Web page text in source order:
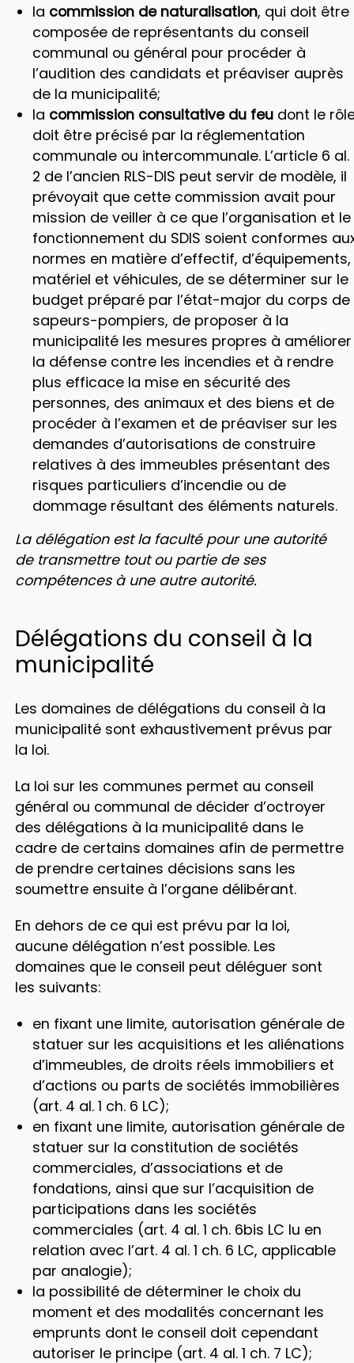
la commission de naturalisation, qui doit être
composée de représentants du conseil
communal ou général pour procéder à
l’audition des candidats et préaviser auprès
de la municipalité;
la commission consultative du feu dont le
doit être précisé par la réglementation
communale ou intercommunale. L’article 6 al.
2 de l’ancien RLS-DIS peut servir de modèle, il
prévoyait que cette commission avait pour
mission de veiller à ce que l’organisation et le
fonctionnement du SDIS soient conformes
normes en matière d’effectif, d’équipements,
matériel et véhicules, de se déterminer sur le
budget préparé par l’état-major du corps de
sapeurs-pompiers, de proposer à la
municipalité les mesures propres à améliorer
la défense contre les incendies et à rendre
plus efficace la mise en sécurité des
personnes, des animaux et des biens et de
procéder à l’examen et de préaviser sur les
demandes d’autorisations de construire
relatives à des immeubles présentant des
risques particuliers d’incendie ou de
dommage résultant des éléments naturels.
La délégation est la faculté pour une autorité
de transmettre tout ou partie de ses
compétences à une autre autorité.
Délégations du conseil à la
municipalité
Les domaines de délégations du conseil à la
municipalité sont exhaustivement prévus par
la loi.
La loi sur les communes permet au conseil
général ou communal de décider d’octroyer
des délégations à la municipalité dans le
cadre de certains domaines afin de permettre
de prendre certaines décisions sans les
soumettre ensuite à l’organe délibérant.
En dehors de ce qui est prévu par la loi,
aucune délégation n’est possible. Les
domaines que le conseil peut déléguer sont
les suivants:
en fixant une limite, autorisation générale de
statuer sur les acquisitions et les aliénations
d’immeubles, de droits réels immobiliers et
d’actions ou parts de sociétés immobilières
(art. 4 al. 1 ch. 6 LC);
en fixant une limite, autorisation générale de
statuer sur la constitution de sociétés
commerciales, d’associations et de
fondations, ainsi que sur l’acquisition de
participations dans les sociétés
commerciales (art. 4 al. 1 ch. 6bis LC lu en
relation avec l’art. 4 al. 1 ch. 6 LC, applicable
par analogie);
la possibilité de déterminer le choix du
moment et des modalités concernant les
emprunts dont le conseil doit cependant
autoriser le principe (art. 4 al. 1 ch. 7 LC);